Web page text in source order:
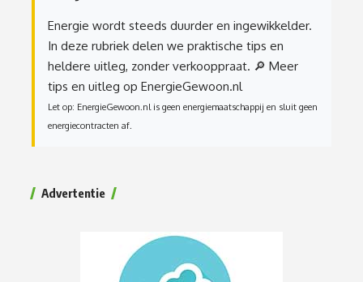
Energie wordt steeds duurder en ingewikkelder.
In deze rubriek delen we praktische tips en
heldere uitleg, zonder verkooppraat. 🔎 Meer
tips en uitleg op EnergieGewoon.nl
Let op: EnergieGewoon.nl is geen energiemaatschappij en sluit geen
energiecontracten af.
Advertentie